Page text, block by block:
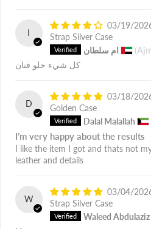
ا
03/19/
Strap Silver Case
ام سلطان
كل شيء حلو فنان
D
03/18/
Golden Case
Dalal Malallah
I’m very happy about the results
I like the item I got and thats not
leather and details
W
03/04/
Strap Silver Case
Waleed Abdulaziz